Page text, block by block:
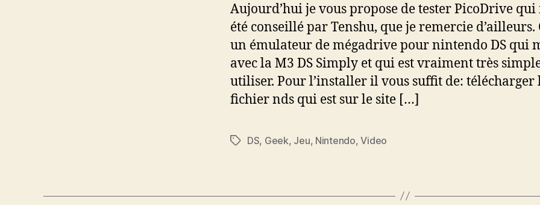
Aujourd’hui je vous propose de tester PicoDrive qui
été conseillé par Tenshu, que je remercie d’ailleurs.
un émulateur de mégadrive pour nintendo DS qui
avec la M3 DS Simply et qui est vraiment très
utiliser. Pour l’installer il vous suffit de: télécharger
fichier nds qui est sur le site […]
Étiquettes
DS, Geek, Jeu, Nintendo,Video